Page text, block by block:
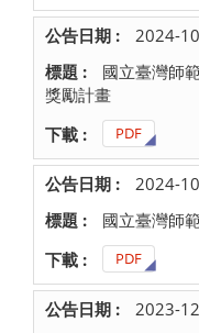
2024-
國立臺灣師
獎勵計畫
PDF
2024-
國立臺灣師
PDF
2023-